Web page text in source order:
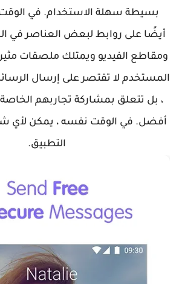
بسيطة سهلة الاستخدام. في
أيضًا على روابط لبعض العناصر في
ومقاطع الفيديو ويمتلك ملصقات
المستخدم لا تقتصر على إرسال
، بل تتعلق بمشاركة تجاربهم
أفضل. في الوقت نفسه ، يمكن لأي
التطبيق.